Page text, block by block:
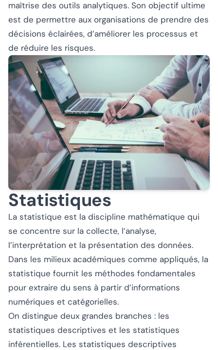
maîtrise des outils analytiques. Son objectif ultime
est de permettre aux organisations de prendre des
décisions éclairées, d’améliorer les processus et
de réduire les risques.
Statistiques
La statistique est la discipline mathématique qui
se concentre sur la collecte, l’analyse,
l’interprétation et la présentation des données.
Dans les milieux académiques comme appliqués, la
statistique fournit les méthodes fondamentales
pour extraire du sens à partir d’informations
numériques et catégorielles.
On distingue deux grandes branches : les
statistiques descriptives et les statistiques
inférentielles. Les statistiques descriptives